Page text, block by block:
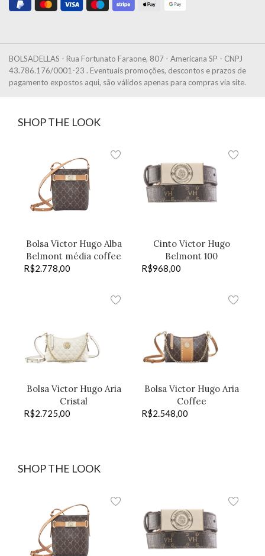
BOLSADELLAS - Rua Fortunato Faraone, 807 - Americana SP - CNPJ
43.786.176/0001-23 . Eventuais promoções, descontos e prazos de
pagamento expostos aqui, são válidos apenas para compras via site.
SHOP THE LOOK
Bolsa Victor Hugo Alba
Belmont média coffee
R$2.778,00
Cinto Victor Hugo
Belmont 100
R$968,00
Bolsa Victor Hugo Aria
Cristal
R$2.725,00
Bolsa Victor Hugo Aria
Coffee
R$2.548,00
SHOP THE LOOK